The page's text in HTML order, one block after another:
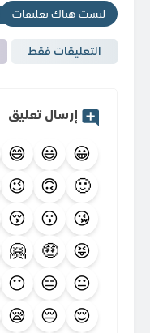
ليست هناك تعليقات
التعليقات فقط
إرسال تعليق
😀
😃
😄
🙂
🙃
😉
😘
😗
😚
😝
🤑
🤗
😐
😑
😶
😌
😔
😪